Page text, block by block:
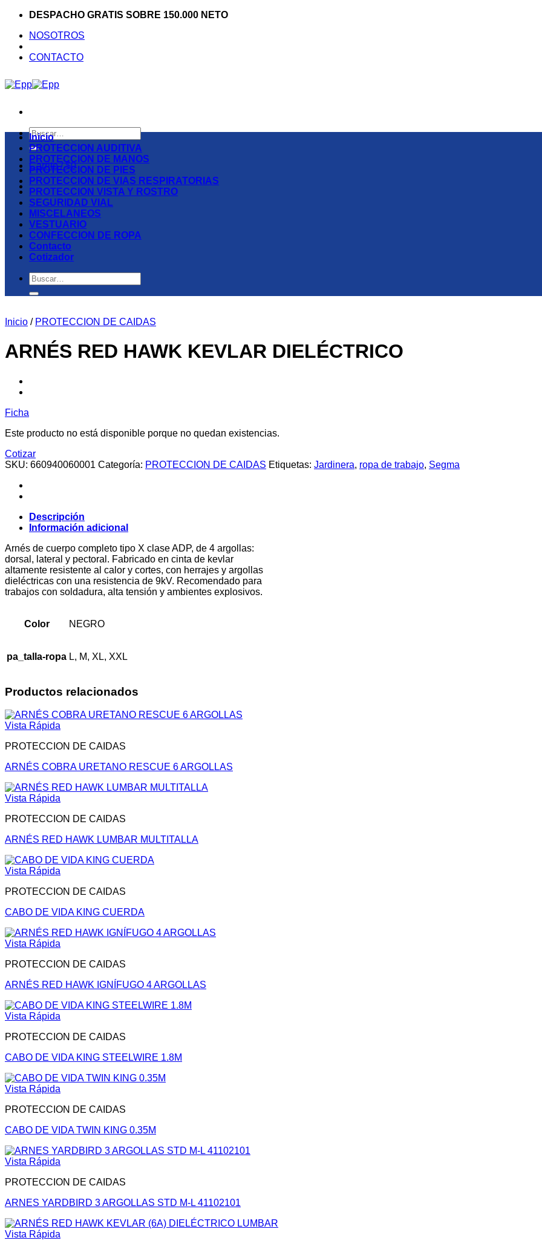
Saltar
contenido
DESPACHO GRATIS SOBRE 150.000 NETO
NOSOTROS
CONTACTO
Buscar
por:
Carrito /$0
Inicio
PROTECCION AUDITIVA
PROTECCION DE MANOS
PROTECCION DE PIES
PROTECCION DE VIAS RESPIRATORIAS
PROTECCION VISTA Y ROSTRO
SEGURIDAD VIAL
MISCELANEOS
VESTUARIO
CONFECCION DE ROPA
Contacto
Cotizador
Buscar
por:
Inicio / PROTECCION DE CAIDAS
ARNÉS RED HAWK KEVLAR DIELÉCTRICO
Ficha
Este producto no está disponible porque no quedan existencias.
Cotizar
SKU: 660940060001 Categoría: PROTECCION DE CAIDAS Etiquetas: Jardinera, ropa de trabajo, Segma
Descripción
Información adicional
Arnés de cuerpo completo tipo X clase ADP, de 4 argollas:
dorsal, lateral y pectoral. Fabricado en cinta de kevlar
altamente resistente al calor y cortes, con herrajes y argollas
dieléctricas con una resistencia de 9kV. Recomendado para
trabajos con soldadura, alta tensión y ambientes explosivos.
Color NEGRO
pa_talla-ropa L, M, XL, XXL
Productos relacionados
Vista Rápida
PROTECCION DE CAIDAS
ARNÉS COBRA URETANO RESCUE 6 ARGOLLAS
Vista Rápida
PROTECCION DE CAIDAS
ARNÉS RED HAWK LUMBAR MULTITALLA
Vista Rápida
PROTECCION DE CAIDAS
CABO DE VIDA KING CUERDA
Vista Rápida
PROTECCION DE CAIDAS
ARNÉS RED HAWK IGNÍFUGO 4 ARGOLLAS
Vista Rápida
PROTECCION DE CAIDAS
CABO DE VIDA KING STEELWIRE 1.8M
Vista Rápida
PROTECCION DE CAIDAS
CABO DE VIDA TWIN KING 0.35M
Vista Rápida
PROTECCION DE CAIDAS
ARNES YARDBIRD 3 ARGOLLAS STD M-L 41102101
Vista Rápida